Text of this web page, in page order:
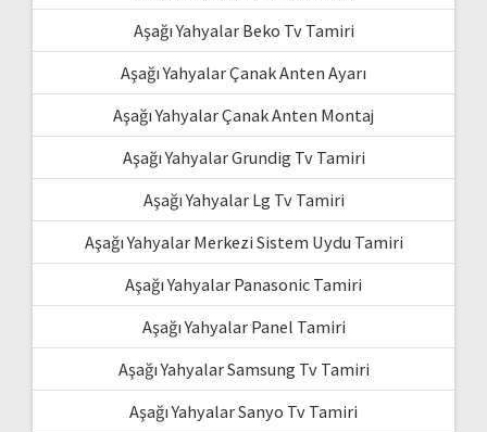
Aşağı Yahyalar Beko Tv Tamiri
Aşağı Yahyalar Çanak Anten Ayarı
Aşağı Yahyalar Çanak Anten Montaj
Aşağı Yahyalar Grundig Tv Tamiri
Aşağı Yahyalar Lg Tv Tamiri
Aşağı Yahyalar Merkezi Sistem Uydu Tamiri
Aşağı Yahyalar Panasonic Tamiri
Aşağı Yahyalar Panel Tamiri
Aşağı Yahyalar Samsung Tv Tamiri
Aşağı Yahyalar Sanyo Tv Tamiri